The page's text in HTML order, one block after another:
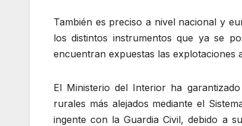
También es preciso a nivel nacional y
los distintos instrumentos que ya se
encuentran expuestas las explotaciones
El Ministerio del Interior ha
rurales más alejados mediante el
ingente con la Guardia Civil, debido a